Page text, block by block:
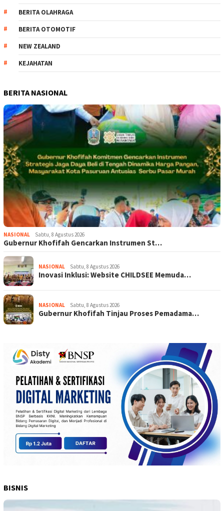
BERITA OLAHRAGA
BERITA OTOMOTIF
NEW ZEALAND
KEJAHATAN
BERITA NASIONAL
NASIONAL Sabtu, 8 Agustus 2026
Gubernur Khofifah Gencarkan Instrumen St…
NASIONAL Sabtu, 8 Agustus 2026
Inovasi Inklusi: Website CHILDSEE Memuda…
NASIONAL Sabtu, 8 Agustus 2026
Gubernur Khofifah Tinjau Proses Pemadama…
BISNIS